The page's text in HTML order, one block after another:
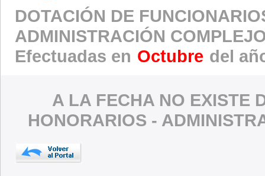
DOTACIÓN DE
ADMINISTRACIÓN
Efectuadas en Octubre del
A LA FECHA NO EXISTE
HONORARIOS -